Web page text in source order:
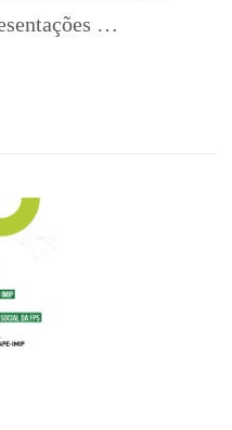
…